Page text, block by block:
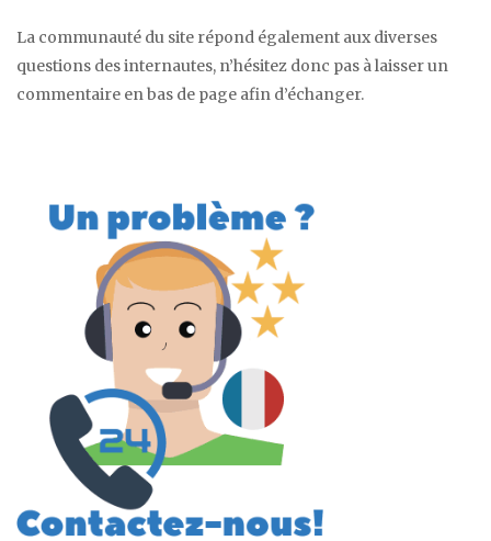
La communauté du site répond également aux diverses
questions des internautes, n’hésitez donc pas à laisser un
commentaire en bas de page afin d’échanger.